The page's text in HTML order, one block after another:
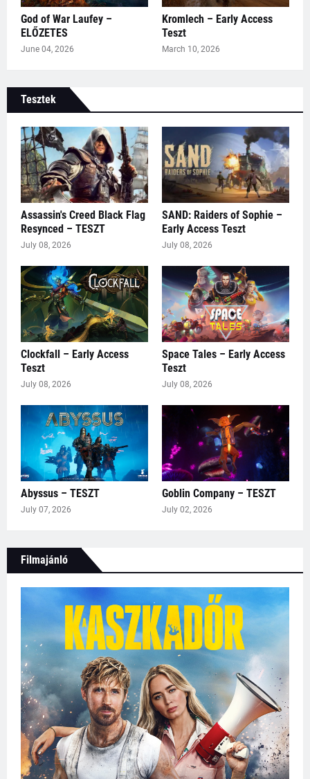
God of War Laufey –
ELŐZETES
June 04, 2026
Kromlech – Early Access
Teszt
March 10, 2026
Tesztek
Assassin's Creed Black Flag
Resynced – TESZT
July 08, 2026
SAND: Raiders of Sophie –
Early Access Teszt
July 08, 2026
Clockfall – Early Access
Teszt
July 08, 2026
Space Tales – Early Access
Teszt
July 08, 2026
Abyssus – TESZT
July 07, 2026
Goblin Company – TESZT
July 02, 2026
Filmajánló